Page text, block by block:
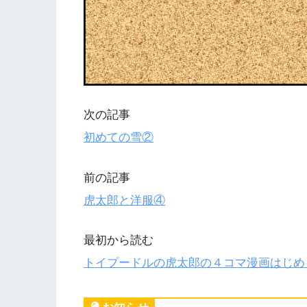
次の記事
初めての雪②
前の記事
虎太郎と洋服④
最初から読む
トイプードルの虎太郎の４コマ漫画はじ